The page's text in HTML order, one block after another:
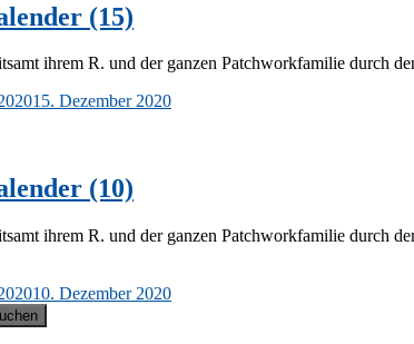
(15)
ih­rem R. und der gan­zen Patch­work­fa­mi­lie durch
15. Dezember 2020
(10)
ih­rem R. und der gan­zen Patch­work­fa­mi­lie durch
10. Dezember 2020